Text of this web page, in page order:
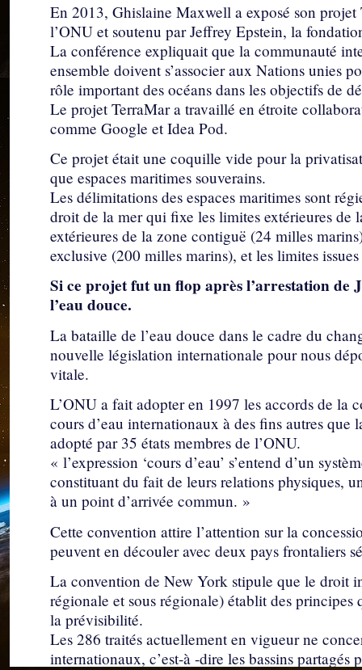
En 2013, Ghislaine Maxwell a exposé son
l’ONU et soutenu par Jeffrey Epstein, la
La conférence expliquait que la communauté
ensemble doivent s’associer aux Nations unies
rôle important des océans dans les objectifs de
Le projet TerraMar a travaillé en étroite
comme Google et Idea Pod.
Ce projet était une coquille vide pour la
que espaces maritimes souverains.
Les délimitations des espaces maritimes sont
droit de la mer qui fixe les limites extérieures
extérieures de la zone contiguë (24 milles
exclusive (200 milles marins), et les limites
Si ce projet fut un flop après l’arrestation de
l’eau douce.
La bataille de l’eau douce dans le cadre du
nouvelle législation internationale pour nous
vitale.
L’ONU a fait adopter en 1997 les accords de la
cours d’eau internationaux à des fins autres
adopté par 35 états membres de l’ONU.
« l’expression ‘cours d’eau’ s’entend d’un
constituant du fait de leurs relations physiques,
à un point d’arrivée commun. »
Cette convention attire l’attention sur la
peuvent en découler avec deux pays frontaliers
La convention de New York stipule que le droit
régionale et sous régionale) établit des
la prévisibilité.
Les 286 traités actuellement en vigueur ne
internationaux, c’est-à -dire les bassins partagés